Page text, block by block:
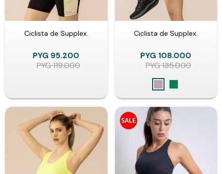
Ciclista de Supplex.
PYG 95.200
PYG119.000
Ciclista de Supplex.
PYG 108.000
PYG135.000